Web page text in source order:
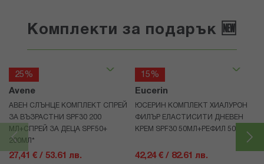
Комплекти за подарък 🆕
25%
Avene
АВЕН СЛЪНЦЕ КОМПЛЕКТ СПРЕЙ
ЗА ВЪЗРАСТНИ SPF30 200
МЛ+СПРЕЙ ЗА ДЕЦА SPF50+
200МЛ*
27,41 € / 53.61 лв.
15%
Eucerin
ЮСЕРИН КОМПЛЕКТ ХИАЛУРОН
ФИЛЪР ЕЛАСТИСИТИ ДНЕВЕН
КРЕМ SPF30 50МЛ+РЕФИЛ 50МЛ
42,24 € / 82.61 лв.